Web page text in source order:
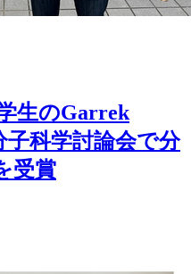
生のGarrek
子科学討論会で分
受賞